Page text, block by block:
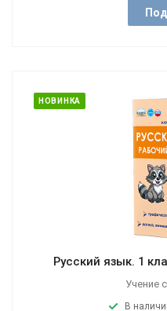
НОВИНКА
Русский язык. 1
Учение
В